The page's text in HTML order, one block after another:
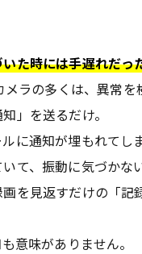
た時には手遅れだ
メラの多くは、異常を
」を送るだけ。
に通知が埋もれてし
て、振動に気づかな
を見返すだけの「記
意味がありません。